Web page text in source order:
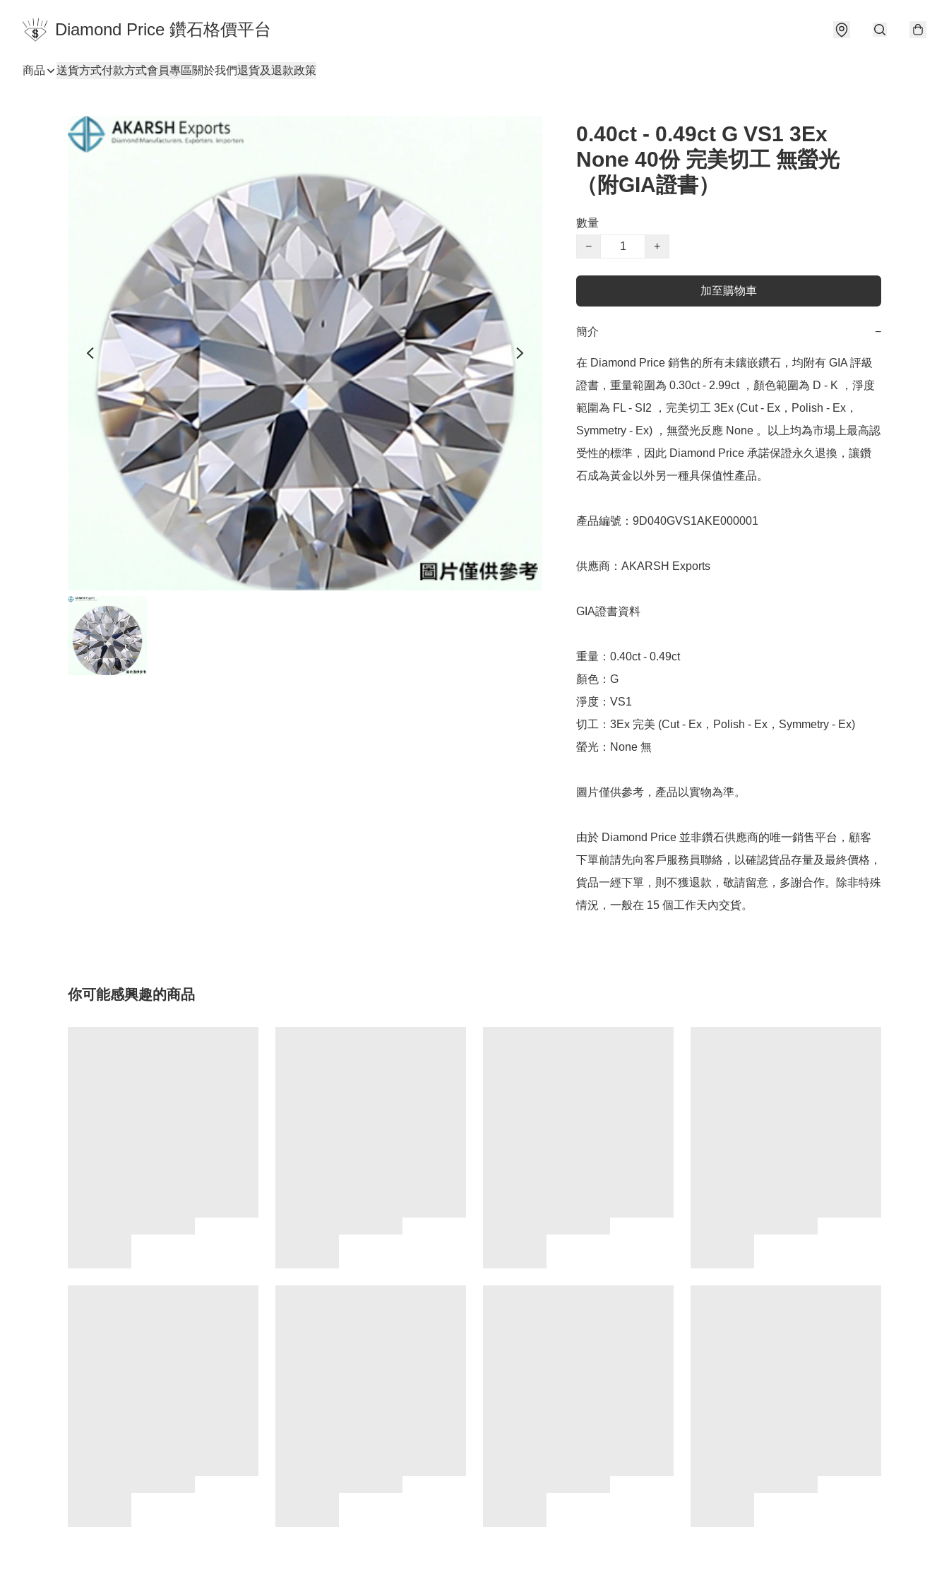
Diamond Price 鑽石格價平台
商品 送貨方式付款方式會員專區關於我們退貨及退款政策
0.40ct - 0.49ct G VS1 3Ex
None 40份 完美切工 無螢光
（附GIA證書）
數量
−
+
加至購物車
簡介 −
在 Diamond Price 銷售的所有未鑲嵌鑽石，均附有 GIA 評級
證書，重量範圍為 0.30ct - 2.99ct ，顏色範圍為 D - K ，淨度
範圍為 FL - SI2 ，完美切工 3Ex (Cut - Ex，Polish - Ex，
Symmetry - Ex) ，無螢光反應 None 。以上均為市場上最高認
受性的標準，因此 Diamond Price 承諾保證永久退換，讓鑽
石成為黃金以外另一種具保值性產品。
產品編號：9D040GVS1AKE000001
供應商：AKARSH Exports
GIA證書資料
重量：0.40ct - 0.49ct
顏色：G
淨度：VS1
切工：3Ex 完美 (Cut - Ex，Polish - Ex，Symmetry - Ex)
螢光：None 無
圖片僅供參考，產品以實物為準。
由於 Diamond Price 並非鑽石供應商的唯一銷售平台，顧客
下單前請先向客戶服務員聯絡，以確認貨品存量及最終價格，
貨品一經下單，則不獲退款，敬請留意，多謝合作。除非特殊
情況，一般在 15 個工作天內交貨。
你可能感興趣的商品